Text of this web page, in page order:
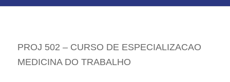
PROJ 502 – CURSO DE ESPECIALIZACAO
MEDICINA DO TRABALHO